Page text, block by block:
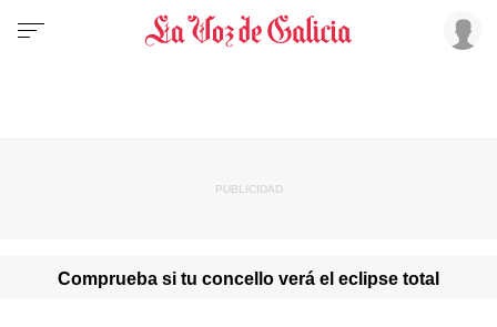
Comprueba si tu concello verá el eclipse total